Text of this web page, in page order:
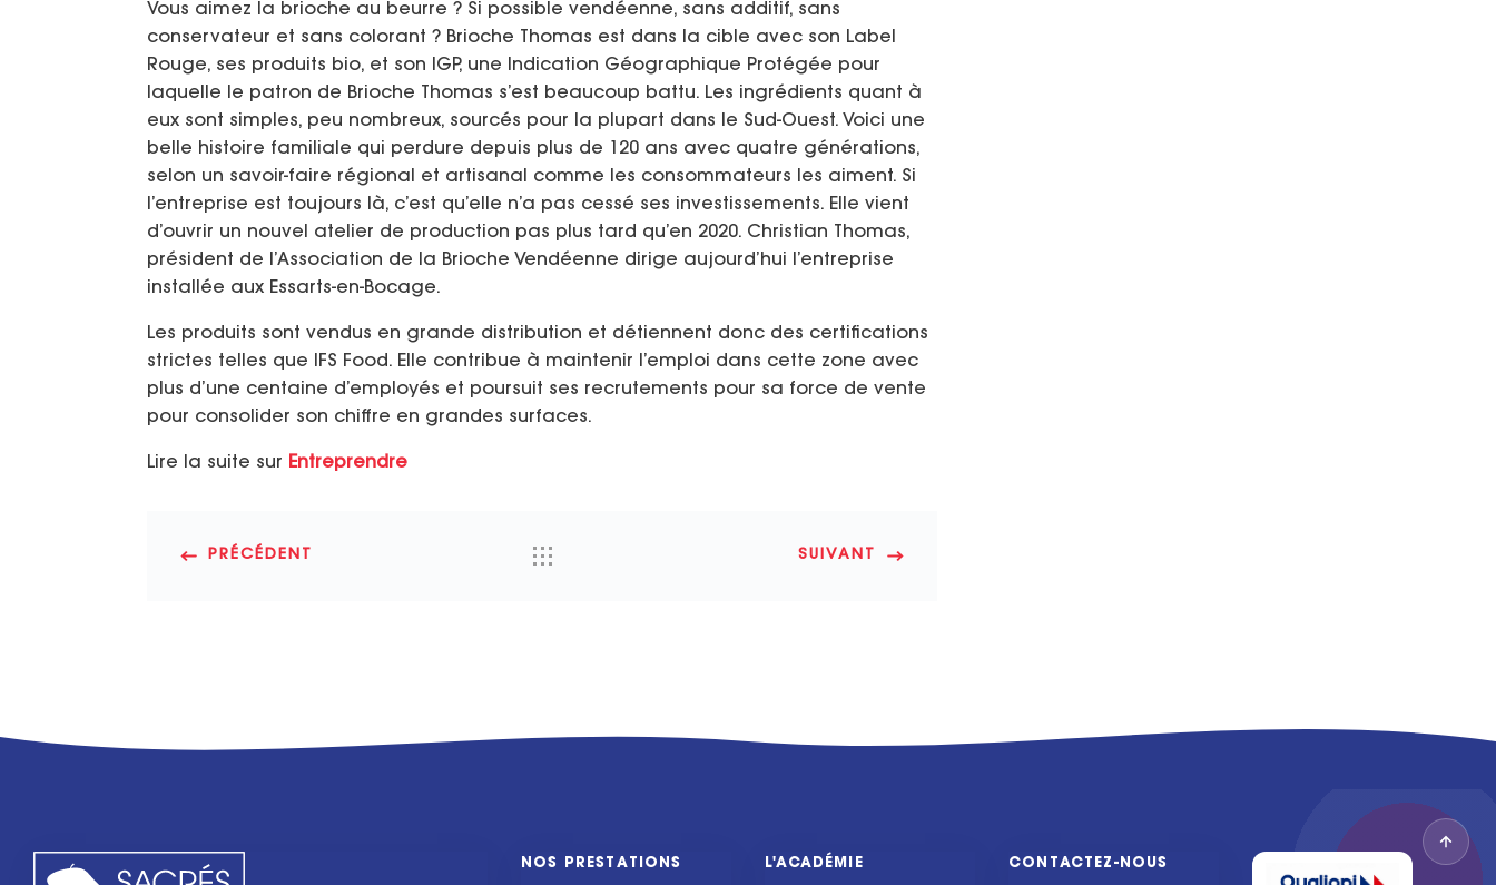
Vous aimez la brioche au beurre ? Si possible vendéenne, sans additif, sans
conservateur et sans colorant ? Brioche Thomas est dans la cible avec son Label
Rouge, ses produits bio, et son IGP, une Indication Géographique Protégée pour
laquelle le patron de Brioche Thomas s’est beaucoup battu. Les ingrédients quant à
eux sont simples, peu nombreux, sourcés pour la plupart dans le Sud-Ouest. Voici une
belle histoire familiale qui perdure depuis plus de 120 ans avec quatre générations,
selon un savoir-faire régional et artisanal comme les consommateurs les aiment. Si
l’entreprise est toujours là, c’est qu’elle n’a pas cessé ses investissements. Elle vient
d’ouvrir un nouvel atelier de production pas plus tard qu’en 2020. Christian Thomas,
président de l’Association de la Brioche Vendéenne dirige aujourd’hui l’entreprise
installée aux Essarts-en-Bocage.
Les produits sont vendus en grande distribution et détiennent donc des certifications
strictes telles que IFS Food. Elle contribue à maintenir l’emploi dans cette zone avec
plus d’une centaine d’employés et poursuit ses recrutements pour sa force de vente
pour consolider son chiffre en grandes surfaces.
Lire la suite sur Entreprendre
PRÉCÉDENT SUIVANT
NOS PRESTATIONS L'ACADÉMIE CONTACTEZ-NOUS